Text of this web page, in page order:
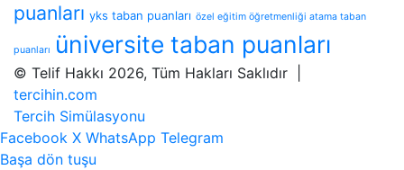
puanları yks taban puanları özel eğitim öğretmenliği atama taban
puanları üniversite taban puanları
© Telif Hakkı 2026, Tüm Hakları Saklıdır |
tercihin.com
Tercih Simülasyonu
Facebook X WhatsApp Telegram
Başa dön tuşu